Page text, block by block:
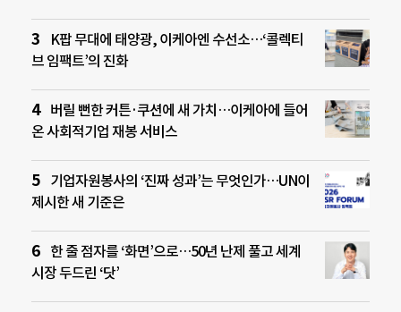
K팝 무대에 태양광, 이케아엔 수선소…‘콜렉티
브 임팩트’의 진화
버릴 뻔한 커튼·쿠션에 새 가치…이케아에 들어
온 사회적기업 재봉 서비스
기업자원봉사의 ‘진짜 성과’는 무엇인가…UN이
제시한 새 기준은
한 줄 점자를 ‘화면’으로…50년 난제 풀고 세계
시장 두드린 ‘닷’